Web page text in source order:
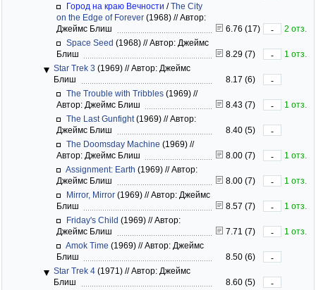
Город на краю Вечности /The City
on the Edge of Forever (1968) //Автор:
Джеймс Блиш
6.76 (17) -
2 отз.
Space Seed (1968) //Автор: Джеймс
Блиш
8.29 (7) -
1 отз.
Star Trek 3 (1969) //Автор: Джеймс
Блиш
8.17 (6)
-
The Trouble with Tribbles (1969) //
Автор: Джеймс Блиш
8.43 (7) -
1 отз.
The Last Gunfight(1969) //Автор:
Джеймс Блиш
8.40 (5)
-
The Doomsday Machine (1969) //
Автор: Джеймс Блиш
8.00 (7) -
1 отз.
Assignment: Earth (1969) //Автор:
Джеймс Блиш
8.00 (7) -
1 отз.
Mirror, Mirror (1969) //Автор: Джеймс
Блиш
8.57 (7) -
1 отз.
Friday's Child (1969) //Автор:
Джеймс Блиш
7.71 (7) -
1 отз.
Amok Time (1969) //Автор: Джеймс
Блиш
8.50 (6)
-
Star Trek 4 (1971) //Автор: Джеймс
Блиш
8.60 (5)
-